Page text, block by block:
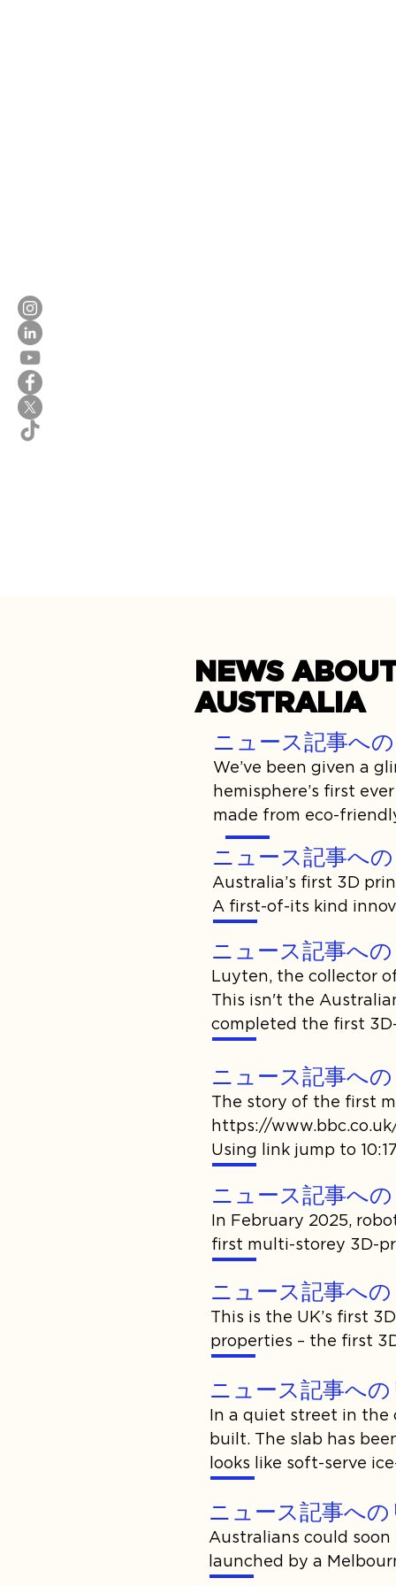
NEWS
AUSTRALIA
ニュース記事へ
We’ve been given a
hemisphere’s first
made from eco-
ニュース記事へ
Australia’s first 3D
A first-of-its kind
ニュース記事への
Luyten, the collector
This isn't the
completed the first
ニュース記事への
The story of the first
https://
Using link jump to
ニュース記事への
In February 2025,
first multi-storey 3D-
ニュース記事への
This is the UK’s first
properties – the first
ニュース記事への
In a quiet street in the
built. The slab has
looks like soft-serve
ニュース記事への
Australians could
launched by a